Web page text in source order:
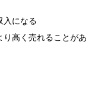
入になる
り高く売れることがあ